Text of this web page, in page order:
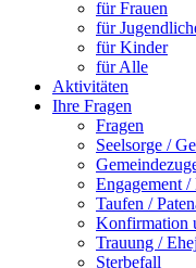
für Frauen
für
für Kinder
für Alle
Aktivitäten
Ihre Fragen
Fragen
Seelsorge /
Engagement /
Taufen /
Konfirmation
Trauung /
Sterbefall